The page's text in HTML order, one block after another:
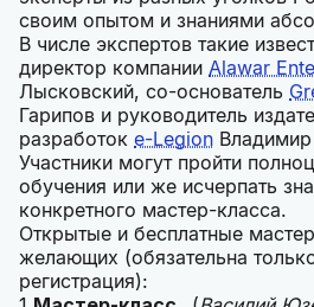
своим опытом и знаниями
В числе экспертов такие
директор компании Alawar
Лысковский, со-основатель
Гарипов и руководитель
разработок e-Legion
Участники могут пройти
обучения или же исчерпать
конкретного мастер-класса.
Открытые и бесплатные
желающих (обязательна
регистрация):